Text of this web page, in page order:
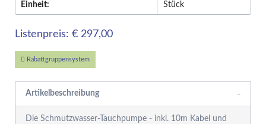
Einheit: Stück
Listenpreis: € 297,00
Rabattgruppensystem
Artikelbeschreibung
Die Schmutzwasser-Tauchpumpe - inkl. 10m Kabel und